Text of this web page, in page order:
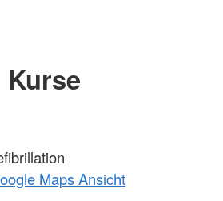
Kurse
Maps Ansicht